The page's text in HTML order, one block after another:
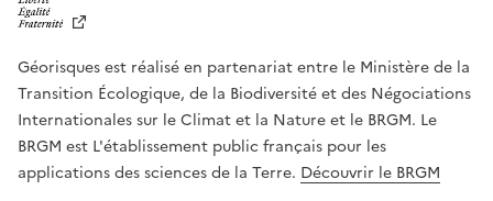
T
É
,
É
G
A
L
Géorisques est réalisé en partenariat entre le Ministère de la
Transition Écologique, de la Biodiversité et des Négociations
Internationales sur le Climat et la Nature et le BRGM. Le
BRGM est L'établissement public français pour les
applications des sciences de la Terre. Découvrir le BRGM